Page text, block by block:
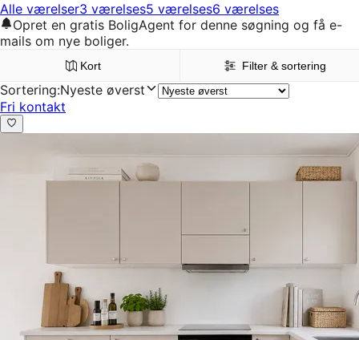
Alle værelser3 værelses5 værelses6 værelses
Opret en gratis BoligAgent for denne søgning og få e-
mails om nye boliger.
Kort Filter & sortering
Sortering:Nyeste øverst
Fri kontakt